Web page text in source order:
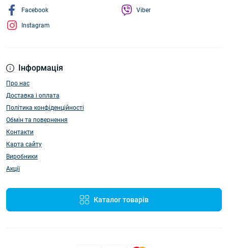
Інформація
Про нас
Доставка і оплата
Політика конфіденційності
Обмін та повернення
Контакти
Карта сайту
Виробники
Акції
Каталог товарів
Facebook
Instagram
Viber